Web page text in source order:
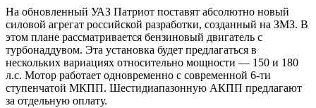
На обновленный УАЗ Патриот поставят абсолютно новый
силовой агрегат российской разработки, созданный на ЗМЗ. В
этом плане рассматривается бензиновый двигатель с
турбонаддувом. Эта установка будет предлагаться в
нескольких вариациях относительно мощности — 150 и 180
л.с. Мотор работает одновременно с современной 6-ти
ступенчатой МКПП. Шестидиапазонную АКПП предлагают
за отдельную оплату.